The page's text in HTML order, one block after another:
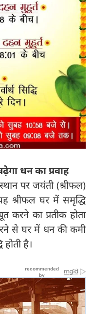
धन का प्रवाह
पर जयंती (श्रीफल)
श्रीफल घर में समृद्धि
करने का प्रतीक होता
से घर में धन की कमी
है।